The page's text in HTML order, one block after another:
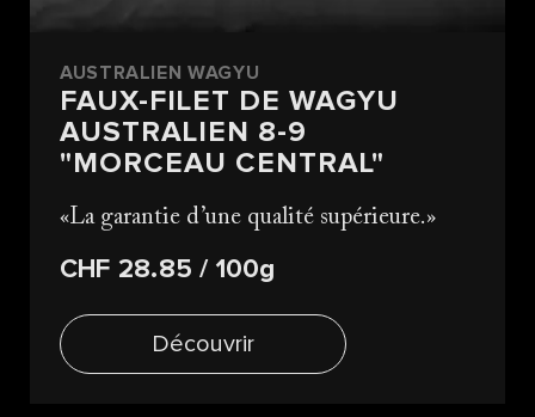
AUSTRALIEN WAGYU
FAUX-FILET DE WAGYU
AUSTRALIEN 8-9
"MORCEAU CENTRAL"
La garantie d’une qualité supérieure.
CHF 28.85/ 100g
Découvrir